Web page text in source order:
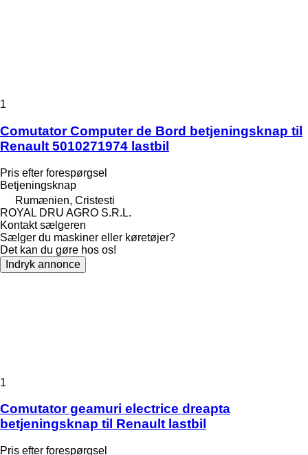
1
Comutator Computer de Bord betjeningsknap til
Renault 5010271974 lastbil
Pris efter forespørgsel
Betjeningsknap
Rumænien, Cristesti
ROYAL DRU AGRO S.R.L.
Kontakt sælgeren
Sælger du maskiner eller køretøjer?
Det kan du gøre hos os!
Indryk annonce
1
Comutator geamuri electrice dreapta
betjeningsknap til Renault lastbil
Pris efter forespørgsel